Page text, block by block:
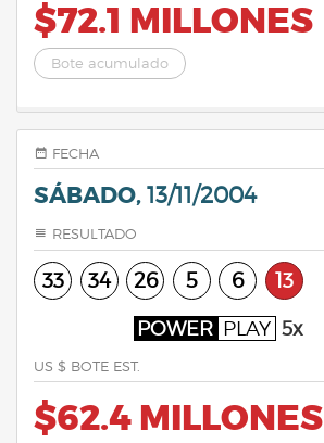
$72.1 MILLONES
Bote acumulado
FECHA
SÁBADO, 13/11/2004
RESULTADO
33 34 26 5 6 13
POWER PLAY 5x
US $ BOTE EST.
$62.4 MILLONES